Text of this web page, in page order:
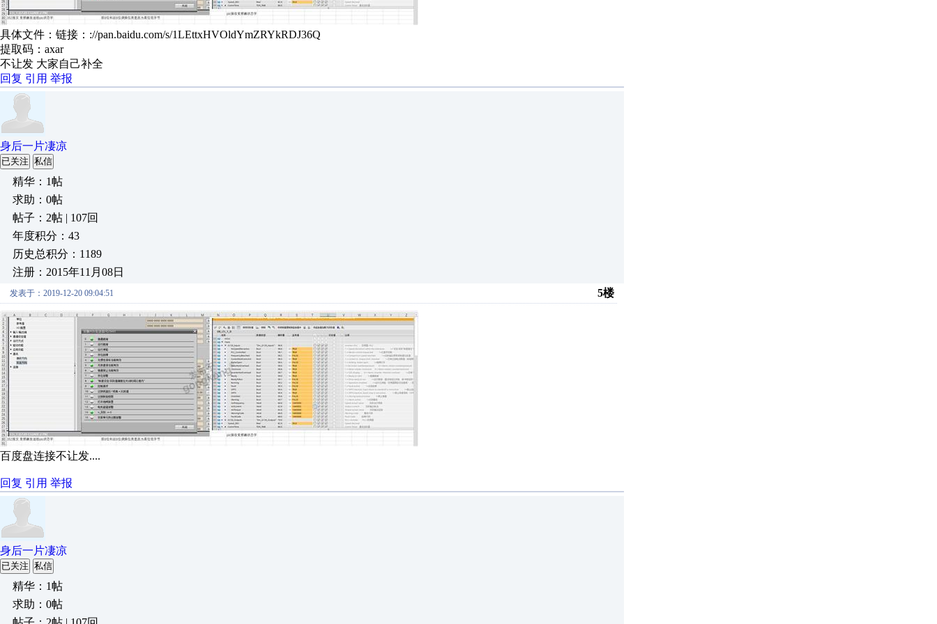
具体文件：链接：://pan.baidu.com/s/1LEttxHVOldYmZRYkRDJ36Q
提取码：axar
不让发 大家自己补全
回复 引用 举报
身后一片凄凉
已关注 私信
精华：1帖
求助：0帖
帖子：2帖 | 107回
年度积分：43
历史总积分：1189
注册：2015年11月08日
发表于：2019-12-20 09:04:51 5楼
百度盘连接不让发....
回复 引用 举报
身后一片凄凉
已关注 私信
精华：1帖
求助：0帖